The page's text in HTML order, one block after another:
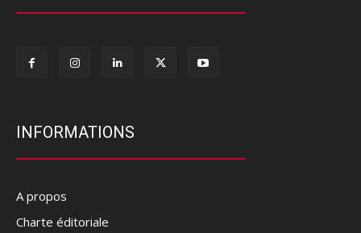
INFORMATIONS
A propos
Charte éditoriale